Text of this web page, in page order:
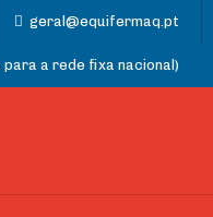
geral@equifermaq.pt
para a rede fixa nacional)